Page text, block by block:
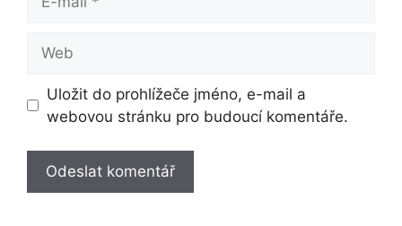
mail
Uložit do prohlížeče jméno, e-mail a
webovou stránku pro budoucí komentáře.